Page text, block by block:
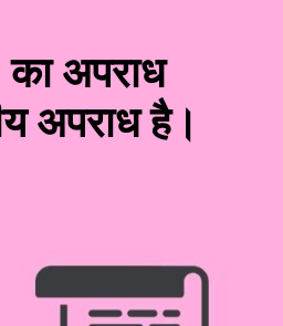
का अपराध
अपराध है।